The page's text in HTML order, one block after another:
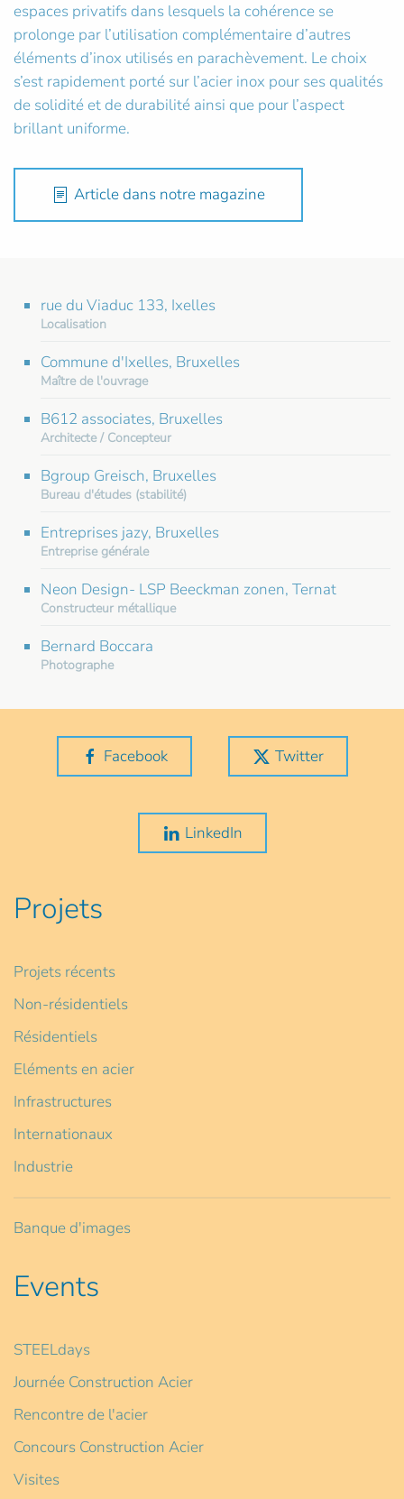
espaces privatifs dans lesquels la cohérence se
prolonge par l’utilisation complémentaire d’autres
éléments d’inox utilisés en parachèvement. Le choix
s’est rapidement porté sur l’acier inox pour ses qualités
de solidité et de durabilité ainsi que pour l’aspect
brillant uniforme.
Article dans notre magazine
rue du Viaduc 133, Ixelles
Localisation
Commune d'Ixelles, Bruxelles
Maître de l'ouvrage
B612 associates, Bruxelles
Architecte / Concepteur
Bgroup Greisch, Bruxelles
Bureau d'études (stabilité)
Entreprises jazy, Bruxelles
Entreprise générale
Neon Design- LSP Beeckman zonen, Ternat
Constructeur métallique
Bernard Boccara
Photographe
Facebook Twitter
LinkedIn
Projets
Projets récents
Non-résidentiels
Résidentiels
Eléments en acier
Infrastructures
Internationaux
Industrie
Banque d'images
Events
STEELdays
Journée Construction Acier
Rencontre de l'acier
Concours Construction Acier
Visites